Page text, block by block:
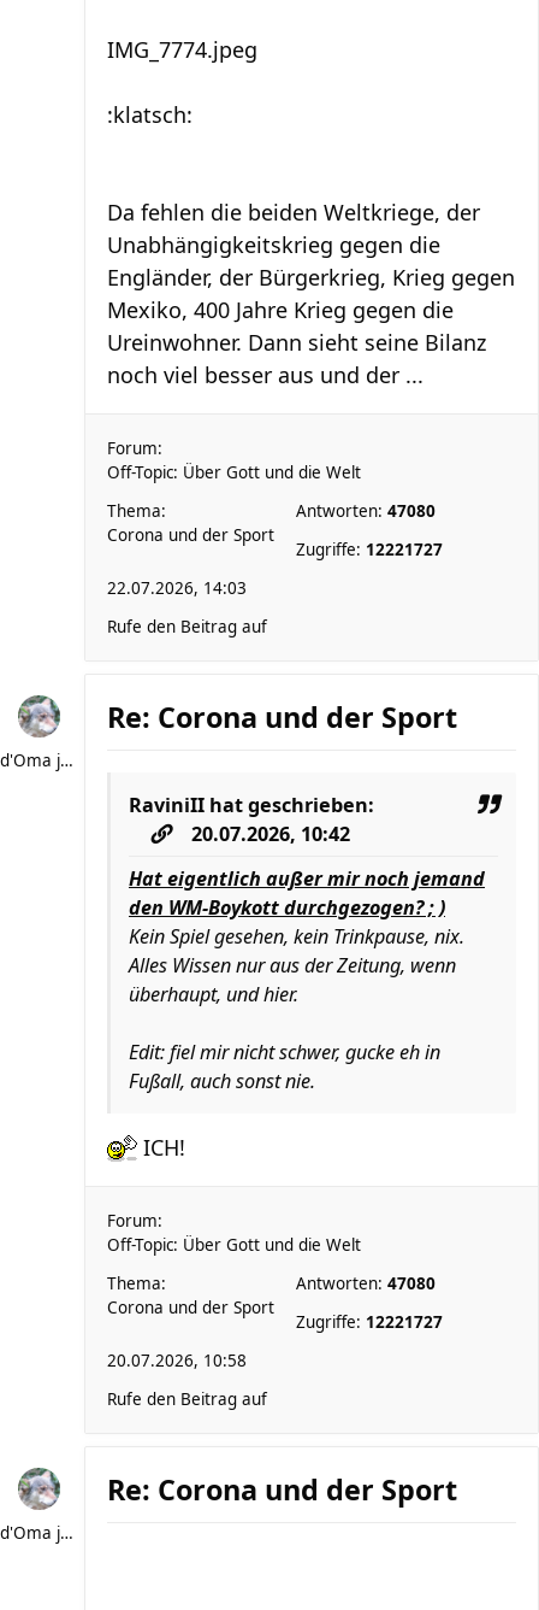
IMG_7774.jpeg
:klatsch:
Da fehlen die beiden Weltkriege, der
Unabhängigkeitskrieg gegen die
Engländer, der Bürgerkrieg, Krieg gegen
Mexiko, 400 Jahre Krieg gegen die
Ureinwohner. Dann sieht seine Bilanz
noch viel besser aus und der ...
Forum:
Off-Topic: Über Gott und die Welt
Thema:
Corona und der Sport
Antworten: 47080
Zugriffe: 12221727
22.07.2026, 14:03
Rufe den Beitrag auf
d'Oma joggt
Re: Corona und der Sport
RaviniII hat geschrieben:
20.07.2026, 10:42
Hat eigentlich außer mir noch jemand
den WM-Boykott durchgezogen? ; )
Kein Spiel gesehen, kein Trinkpause, nix.
Alles Wissen nur aus der Zeitung, wenn
überhaupt, und hier.
Edit: fiel mir nicht schwer, gucke eh in
Fußall, auch sonst nie.
ICH!
Forum:
Off-Topic: Über Gott und die Welt
Thema:
Corona und der Sport
Antworten: 47080
Zugriffe: 12221727
20.07.2026, 10:58
Rufe den Beitrag auf
d'Oma joggt
Re: Corona und der Sport